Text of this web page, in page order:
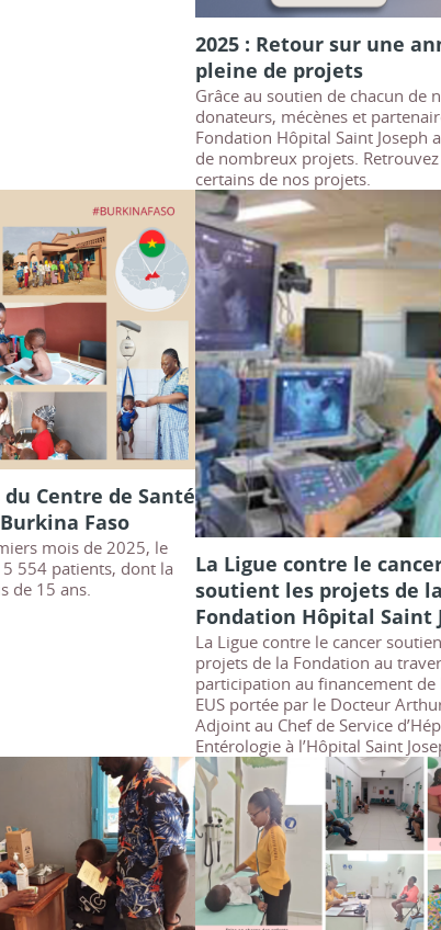
2025 : Retour sur une
pleine de projets
Grâce au soutien de chacun de
donateurs, mécènes et
Fondation Hôpital Saint Joseph
de nombreux projets.
certains de nos projets.
Centre de Santé
Faso
mois de 2025, le
554 patients, dont la
de 15 ans.
La Ligue contre le
soutient les projets de la
Fondation Hôpital Saint
La Ligue contre le cancer
projets de la Fondation au
participation au financement de
EUS portée par le Docteur
Adjoint au Chef de Service
Entérologie à l’Hôpital Saint